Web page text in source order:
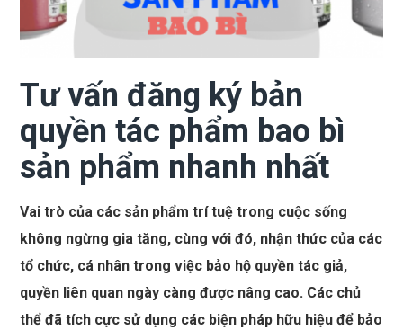
Tư vấn đăng ký bản
quyền tác phẩm bao bì
sản phẩm nhanh nhất
Vai trò của các sản phẩm trí tuệ trong cuộc sống
không ngừng gia tăng, cùng với đó, nhận thức của các
tổ chức, cá nhân trong việc bảo hộ quyền tác giả,
quyền liên quan ngày càng được nâng cao. Các chủ
thể đã tích cực sử dụng các biện pháp hữu hiệu để bảo